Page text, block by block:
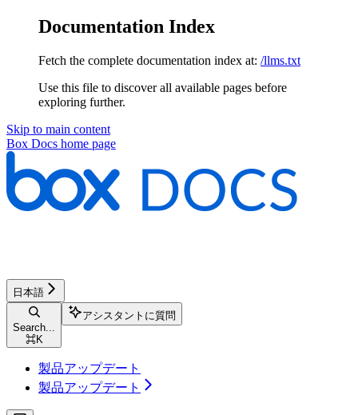
Documentation Index
Fetch the complete documentation index at: /llms.txt
Use this file to discover all available pages before
exploring further.
Skip to main content
Box Docs home page
日本語
Search...
⌘K
アシスタントに質問
製品アップデート
製品アップデート